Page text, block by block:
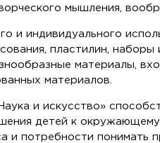
мышления,
и индивидуального
пластилин,
материалы,
материалов.
и искусство»
детей к
и потребности понимать